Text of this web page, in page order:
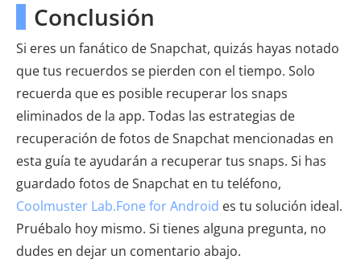
Conclusión
Si eres un fanático de Snapchat, quizás hayas notado
que tus recuerdos se pierden con el tiempo. Solo
recuerda que es posible recuperar los snaps
eliminados de la app. Todas las estrategias de
recuperación de fotos de Snapchat mencionadas en
esta guía te ayudarán a recuperar tus snaps. Si has
guardado fotos de Snapchat en tu teléfono,
Coolmuster Lab.Fone for Android es tu solución ideal.
Pruébalo hoy mismo. Si tienes alguna pregunta, no
dudes en dejar un comentario abajo.